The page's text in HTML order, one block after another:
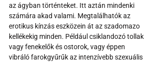
az ágyban történteket. Itt aztán mindenki
számára akad valami. Megtalálhatók az
erotikus kínzás eszközein át az szadomazo
kellékekig minden. Például csiklandozó tollak
vagy fenekelők és ostorok, vagy éppen
vibráló farokgyűrűk az intenzívebb szexuális